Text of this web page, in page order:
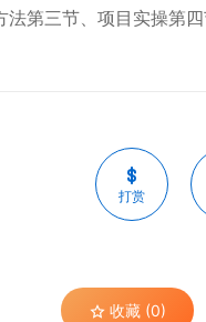
第三节、项目实操第
打赏
收藏 (0)